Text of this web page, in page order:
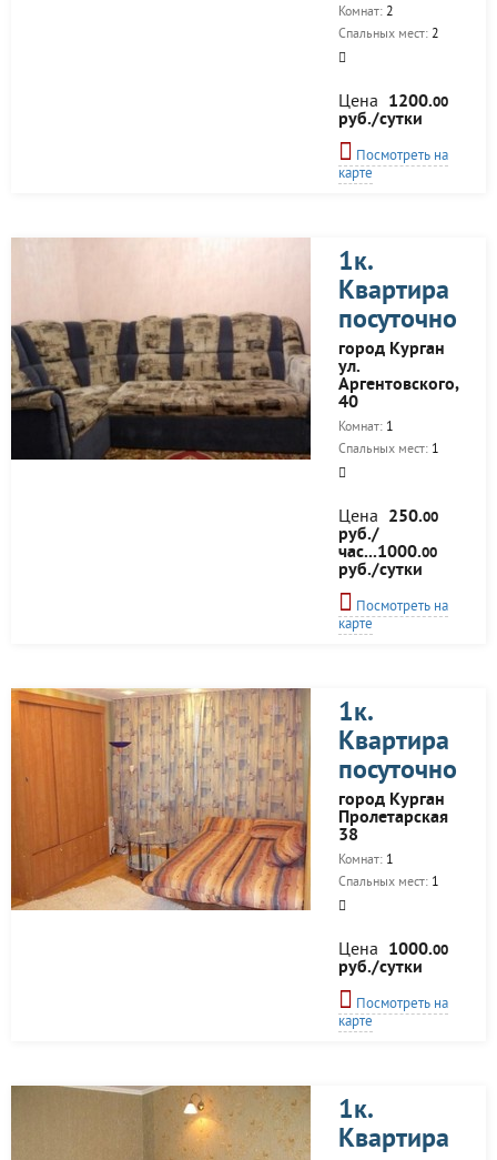
Комнат: 2
Спальных мест: 2
Цена 1200.00
руб./сутки
Посмотреть на
карте
1к.
Квартира
посуточно
город Курган
ул.
Аргентовского,
40
Комнат: 1
Спальных мест: 1
Цена 250.00
руб./
час...1000.00
руб./сутки
Посмотреть на
карте
1к.
Квартира
посуточно
город Курган
Пролетарская
38
Комнат: 1
Спальных мест: 1
Цена 1000.00
руб./сутки
Посмотреть на
карте
1к.
Квартира